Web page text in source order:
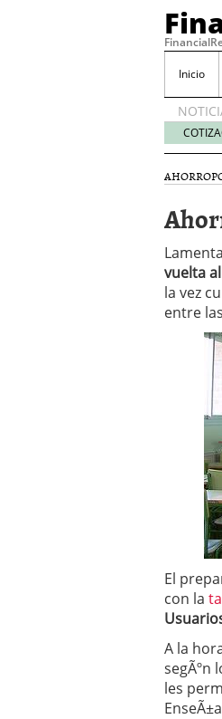
Inicio
AHORRO
vuelta
la vez
entre
El
con la
A la
segÃºn
les